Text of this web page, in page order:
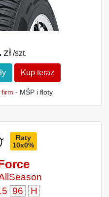
zł /szt.
Kup teraz
- MŚP i floty
Raty
10x0%
96 H